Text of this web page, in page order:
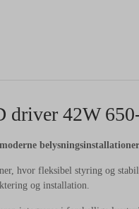
42W
belysningsinstallationer
hvor fleksibel styring og
og installation.